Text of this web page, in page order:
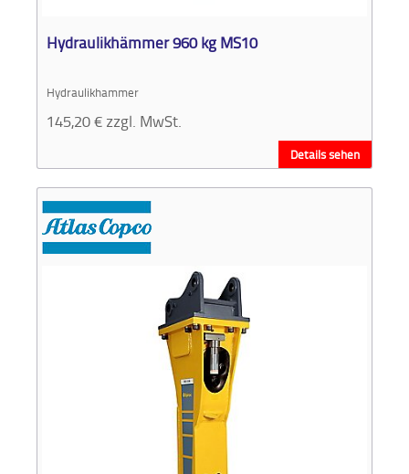
Hydraulikhämmer 960 kg MS10
Hydraulikhammer
145,20€ zzgl. MwSt.
Details sehen